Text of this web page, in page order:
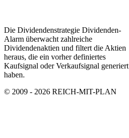
Die Dividendenstrategie Dividenden-
Alarm überwacht zahlreiche
Dividendenaktien und filtert die Aktien
heraus, die ein vorher definiertes
Kaufsignal oder Verkaufsignal generiert
haben.
© 2009 - 2026 REICH-MIT-PLAN